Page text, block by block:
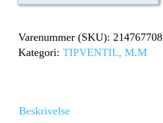
170/220
1"
tilslutning
Varenummer (SKU): 214767708
Kategori: TIPVENTIL, M.M
Beskrivelse